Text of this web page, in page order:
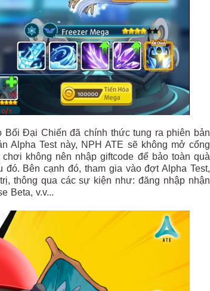
Đại Chiến đã chính thức tung ra phiên bản
Alpha Test này, NPH ATE sẽ không mở cổng
không nên nhập giftcode để bảo toàn quà
Bên cạnh đó, tham gia vào đợt Alpha Test,
thông qua các sự kiện như: đăng nhập nhận
Beta, v.v...